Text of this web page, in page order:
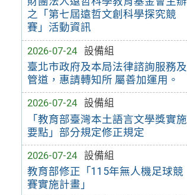
之「第七屆遠哲文創科學探究競
賽」活動資訊
2026-07-24
設備組
臺北市政府及本局法律諮詢服務及
管道，惠請轉知所 屬善加運用。
2026-07-24
設備組
「教育部臺灣本土語言文學獎實施
要點」部分規定修正規定
2026-07-24
設備組
教育部修正「115年無人機足球競
賽實施計畫」